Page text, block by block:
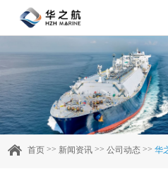
首页
产品中心
首页 >> 新闻资讯 >>公司动态 >>华